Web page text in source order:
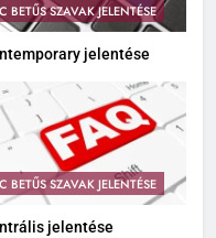
C BETŰS SZAVAK JELENTÉSE
jelentése
C BETŰS SZAVAK JELENTÉSE
jelentése